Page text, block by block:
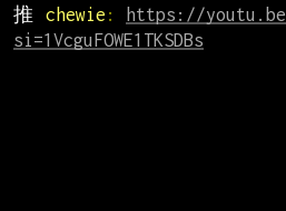
推
chewie :
https://youtu.be/
si=1VcguFOWE1TKSDBs